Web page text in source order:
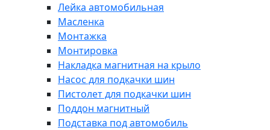
Лейка автомобильная
Масленка
Монтажка
Монтировка
Накладка магнитная на крыло
Насос для подкачки шин
Пистолет для подкачки шин
Поддон магнитный
Подставка под автомобиль